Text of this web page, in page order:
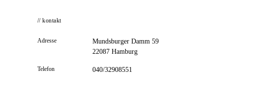
// kontakt
Adresse
Mundsburger Damm 59
22087 Hamburg
Telefon 040/32908551